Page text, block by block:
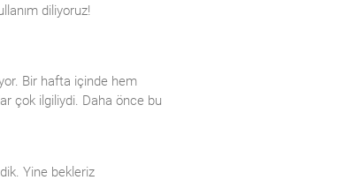
diliyoruz!
Bir hafta içinde hem
çok ilgiliydi. Daha önce bu
Yine bekleriz